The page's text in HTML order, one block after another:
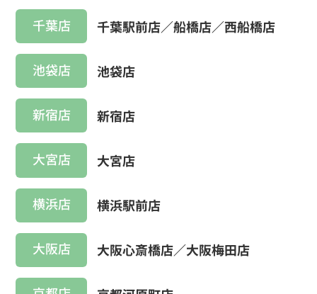
千葉店
千葉駅前店／船橋店／西船橋店
池袋店 池袋店
新宿店 新宿店
大宮店 大宮店
横浜店 横浜駅前店
大阪店 大阪心斎橋店／大阪梅田店